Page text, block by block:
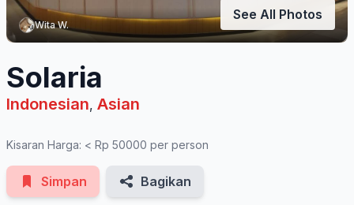
Wita W.
See All Photos
Solaria
Indonesian, Asian
Kisaran Harga: < Rp 50000 per person
Simpan Bagikan